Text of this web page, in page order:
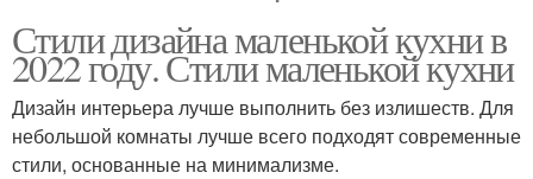
Стили дизайна маленькой кухни в
2022 году. Стили маленькой кухни
Дизайн интерьера лучше выполнить без излишеств. Для
небольшой комнаты лучше всего подходят современные
стили, основанные на минимализме.